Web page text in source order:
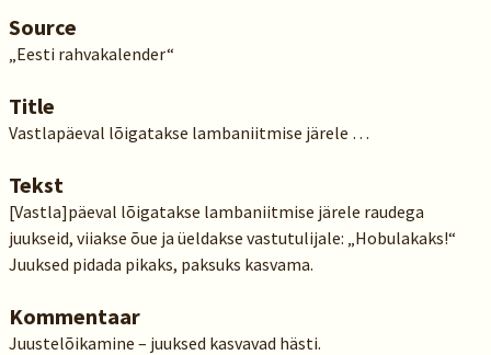
Source
„Eesti rahvakalender“
Title
Vastlapäeval lõigatakse lambaniitmise järele …
Tekst
[Vastla]päeval lõigatakse lambaniitmise järele raudega
juukseid, viiakse õue ja üeldakse vastutulijale: „Hobulakaks!“
Juuksed pidada pikaks, paksuks kasvama.
Kommentaar
Juustelõikamine – juuksed kasvavad hästi.